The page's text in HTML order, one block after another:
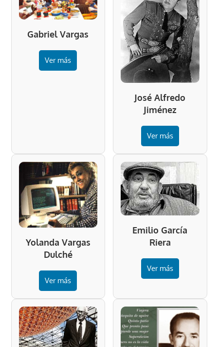
Gabriel Vargas
Ver más
José Alfredo
Jiménez
Ver más
Yolanda Vargas
Dulché
Ver más
Emilio García
Riera
Ver más